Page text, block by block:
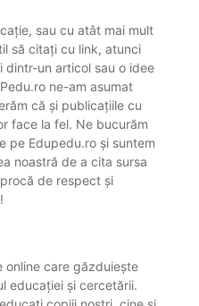
sau cu atât mai mult
să citați cu link, atunci
un articol sau o idee
ne-am asumat
că și publicațiile cu
face la fel. Ne bucurăm
pe Edupedu.ro și suntem
noastră de a cita sursa
de respect și
online care găzduiește
educației și cercetării.